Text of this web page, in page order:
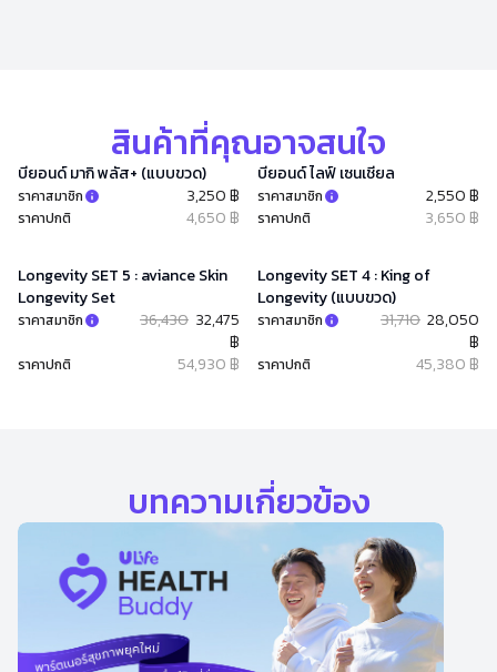
สินค้าที่คุณอาจสนใจ
บียอนด์ มากิ พลัส+ (แบบขวด)
ราคาสมาชิก 3,250 ฿
ราคาปกติ 4,650 ฿
บียอนด์ ไลฟ์ เซนเชียล
ราคาสมาชิก 2,550 ฿
ราคาปกติ 3,650 ฿
Longevity SET 5 : aviance Skin
Longevity Set
ราคาสมาชิก 36,430 32,475
฿
ราคาปกติ 54,930 ฿
Longevity SET 4 : King of
Longevity (แบบขวด)
ราคาสมาชิก 31,710 28,050
฿
ราคาปกติ 45,380 ฿
บทความเกี่ยวข้อง